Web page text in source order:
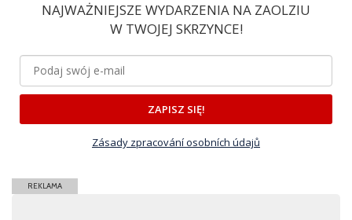
NAJWAŻNIEJSZE WYDARZENIA NA ZAOLZIU
W TWOJEJ SKRZYNCE!
ZAPISZ SIĘ!
Zásady zpracování osobních údajů
REKLAMA